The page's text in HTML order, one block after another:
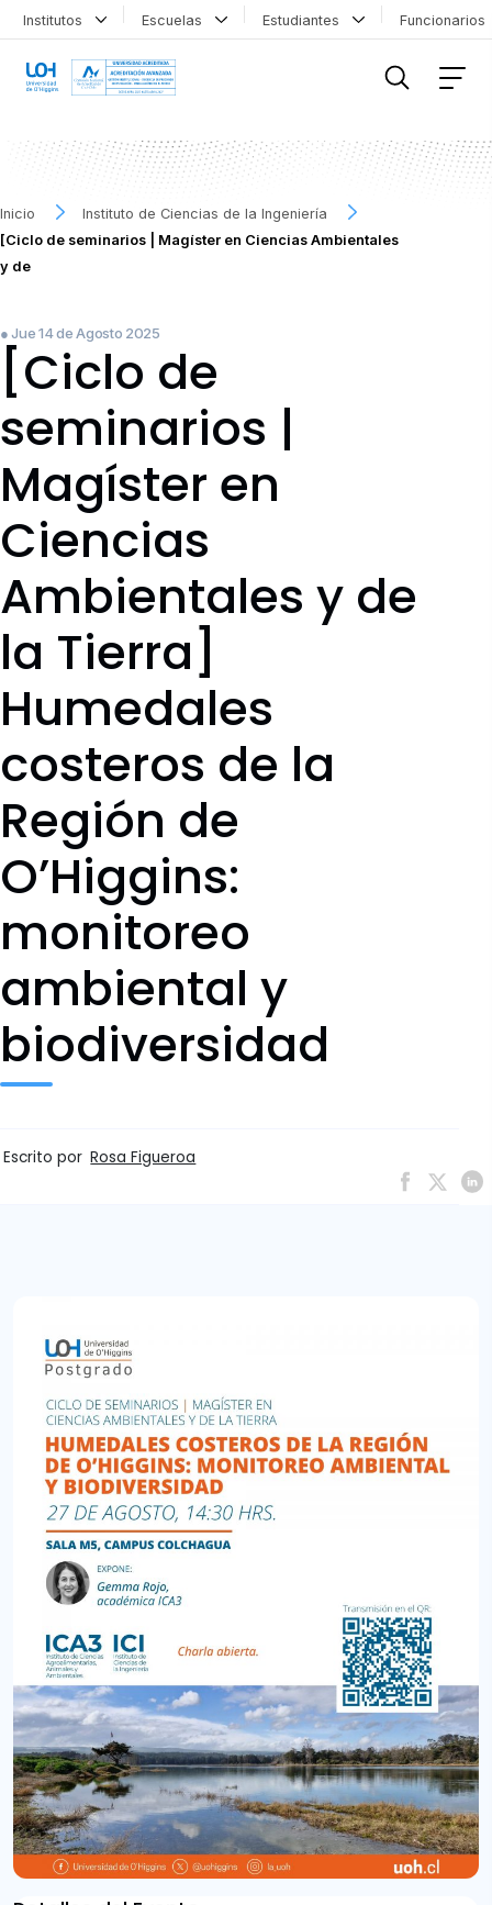
Institutos Escuelas Estudiantes
Inicio
Instituto de Ciencias de la Ingeniería
[Ciclo de seminarios | Magíster en Ciencias Ambientales
y de
● Jue 14 de Agosto 2025
[Ciclo de
seminarios |
Magíster en
Ciencias
Ambientales y de
la Tierra]
Humedales
costeros de la
Región de
O’Higgins:
monitoreo
ambiental y
biodiversidad
Escrito por Rosa Figueroa